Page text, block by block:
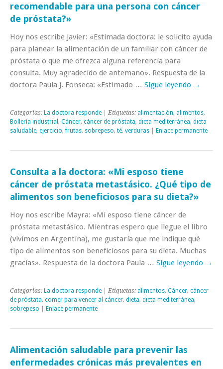
recomendable para una persona con cáncer
de próstata?»
Hoy nos escribe Javier: «Estimada doctora: le solicito ayuda
para planear la alimentación de un familiar con cáncer de
próstata o que me ofrezca alguna referencia para
consulta. Muy agradecido de antemano». Respuesta de la
doctora Paula J. Fonseca: «Estimado … Sigue leyendo →
Categorías: La doctora responde | Etiquetas: alimentación, alimentos,
Bollería industrial , Cáncer, cáncer de próstata, dieta mediterránea, dieta
saludable, ejercicio,frutas, sobrepeso, té, verduras Enlace permanente
Consulta a la doctora: «Mi esposo tiene
cáncer de próstata metastásico. ¿Qué tipo de
alimentos son beneficiosos para su dieta?»
Hoy nos escribe Mayra: «Mi esposo tiene cáncer de
próstata metastásico. Mientras espero que llegue el libro
(vivimos en Argentina), me gustaría que me indique qué
tipo de alimentos son beneficiosos para su dieta. Muchas
gracias». Respuesta de la doctora Paula … Sigue leyendo →
Categorías: La doctora responde | Etiquetas: alimentos, Cáncer, cáncer
de próstata, comer para vencer al cáncer, dieta, dieta mediterránea,
sobrepeso
Enlace permanente
Alimentación saludable para prevenir las
enfermedades crónicas más prevalentes en